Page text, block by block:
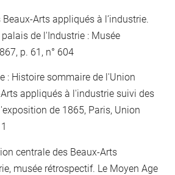
Arts appliqués à l’industrie.
de l'Industrie : Musée
p. 61, n° 604
: Histoire sommaire de l'Union
appliqués à l'industrie suivi des
de 1865, Paris, Union
centrale des Beaux-Arts
musée rétrospectif. Le Moyen Age